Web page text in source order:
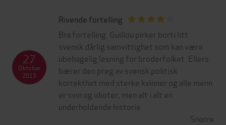
Rivende fortelling
Bra fortelling. Guillou pirker borti litt
svensk dårlig samvittighet som kan være
ubehagelig lesning for broderfolket. Ellers
bærer den preg av svensk politisk
korrekthet med sterke kvinner og alle menn
er svin og idioter, men alt i alt en
underholdende historie
Snorre
27
Oktober
2015